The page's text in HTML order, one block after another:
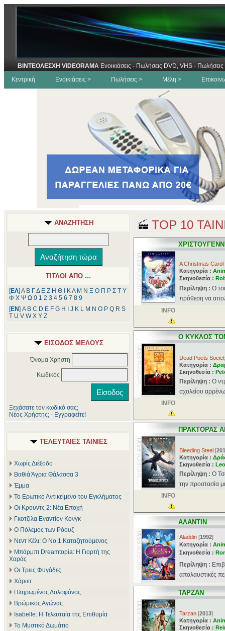
ΒΙΝΤΕΟΛΕΣΧΗ VIDEORAMA Ενοικιάσεις - Πωλήσεις DVD, VHS -
Κεντρική
Ενοικιάσεις > Πωλήσεις > Μέλη >
ΑΝΑΖΗΤΗΣΗ
ΤΙΤΛΟΙ ΑΠΟ ...
[ΕΛ] Α Β ΓΔ Ε Ζ Η Θ ΚΛ Μ Ν Ξ Ο Π Ρ Σ Τ Υ
Φ Χ Ψ Ω 0 1 2 3 4 5 6 7 8 9
[ΕΝ] A B C D E F G H J K L M N O P Q R S
T U V W X Y Z
ΕΙΣΟΔΟΣ ΜΕΛΟΥΣ
Όνομα Χρήστη
Κωδικός
Ξεχάσατε τον κωδικό σας;
Νέος Χρήστης; - Εγγραφείτε!
ΤΕΛΕΥΤΑΙΕΣ ΤΑΙΝΙΕΣ
Χωρίς Διέξοδο
Βαθιά Άγρια Θάλασσα 3
Έμμα
Το Ερωτικό Αντικείμενο του Εγκλήματος
Οι Κρουντς 2: Νέα Εποχή
Γκοτζίλα Εναντίον Κονγκ
Ο Πόλεμος των Ρόουζ
Νεντ Κέλι: Ο Νο.1 Καταζητούμενος
Μπάρμπι Dreamtopia: Η Γιορτή της
Χαράς
Οι Τρεις Φυγάδες
Χάριετ
Πληρωμένος Δολοφόνος
Βρώμικος Αγώνας
Isabelle: Η Τελευταία της Επιθυμία
Το Μυστικό Δωμάτιο
TOP 10
A Christmas Carol
Κατηγορία :
Σκηνοθεσία :
Περίληψη : Ο
πρόθεση να
INFO
Ο ΚΥΚΛΟΣ
Dead Poets
Κατηγορία :
Σκηνοθεσία :
Περίληψη : Ο
σχολείου
INFO
ΠΡΑΚΤΟΡΑΣ
Bleeding Steel [
Κατηγορία :
Σκηνοθεσία :
Περίληψη : Ο
την προστασία
INFO
ΑΛΑΝΤΙΝ
Aladdin [1992]
Κατηγορία :
Σκηνοθεσία :
Περίληψη :
απολαυστικές
ΤΑΡΖΑΝ
Tarzan [2013]
Κατηγορία :
Σκηνοθεσία :